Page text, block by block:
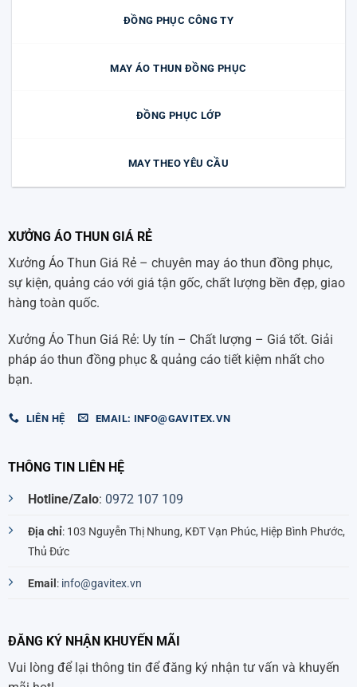
ĐỒNG PHỤC CÔNG TY
MAY ÁO THUN ĐỒNG PHỤC
ĐỒNG PHỤC LỚP
MAY THEO YÊU CẦU
XƯỞNG ÁO THUN GIÁ RẺ
Xưởng Áo Thun Giá Rẻ – chuyên may áo thun đồng phục,
sự kiện, quảng cáo với giá tận gốc, chất lượng bền đẹp, giao
hàng toàn quốc.
Xưởng Áo Thun Giá Rẻ: Uy tín – Chất lượng – Giá tốt. Giải
pháp áo thun đồng phục & quảng cáo tiết kiệm nhất cho
bạn.
LIÊN HỆ EMAIL: INFO@GAVITEX.VN
THÔNG TIN LIÊN HỆ
Hotline/Zalo: 0972 107 109
Địa chỉ: 103 Nguyễn Thị Nhung, KĐT Vạn Phúc, Hiệp Bình Phước,
Thủ Đức
Email : info@gavitex.vn
ĐĂNG KÝ NHẬN KHUYẾN MÃI
Vui lòng để lại thông tin để đăng ký nhận tư vấn và khuyến